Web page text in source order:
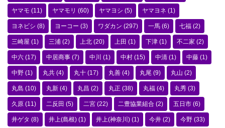
ヤマモ (11) ヤマモリ (60) ヤマヨシ (5) ヤマヨネ (1)
ヨネビシ (8) ヨーコー (3) ワダカン (297) 一馬 (6) 七福 (2)
三崎屋 (1) 三浦 (2) 上北 (20) 上田 (1) 下津 (1) 不二家 (2)
中六 (17) 中居商事 (7) 中川 (1) 中村 (15) 中清 (1) 中藤 (1)
中野 (1) 丸共 (4) 丸十 (17) 丸善 (4) 丸尾 (9) 丸山 (2)
丸島 (10) 丸新 (4) 丸昌 (2) 丸正 (38) 丸福 (4) 丸秀 (3)
久原 (11) 二反田 (5) 二宮 (22) 二豊協業組合 (2) 五日市 (6)
井ゲタ (8) 井上(島根) (1) 井上(神奈川) (1) 今井 (2) 今野 (33)